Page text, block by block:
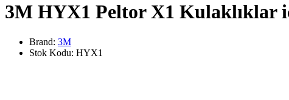
3M HYX1 Peltor X1 Kulaklıklar
Brand: 3M
Stok Kodu: HYX1